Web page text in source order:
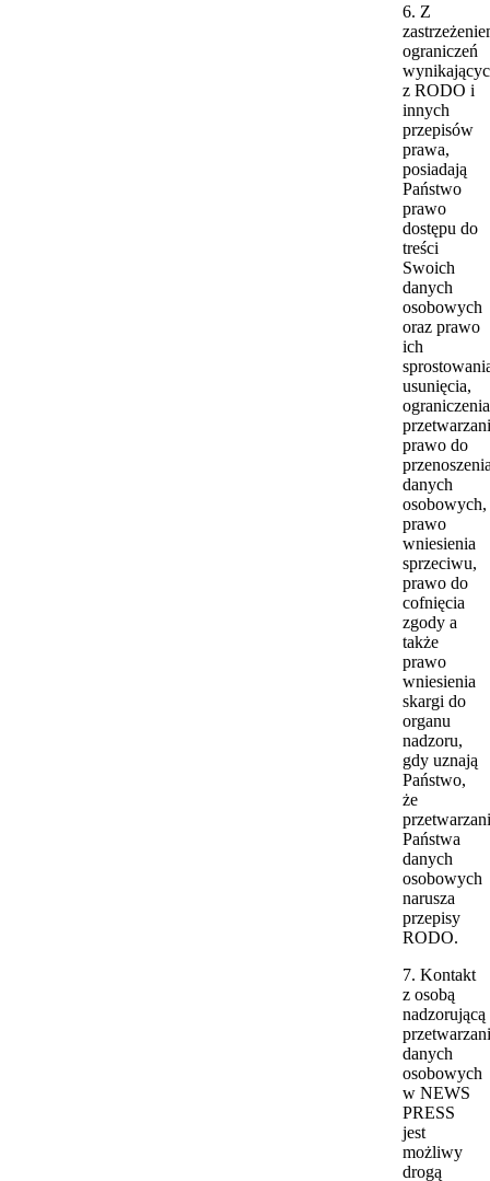
6. Z
ograniczeń
z RODO i
innych
przepisów
prawa,
posiadają
Państwo
prawo
dostępu do
treści
Swoich
danych
osobowych
oraz prawo
ich
usunięcia,
ograniczenia
prawo do
danych
osobowych,
prawo
wniesienia
sprzeciwu,
prawo do
cofnięcia
zgody a
także
prawo
wniesienia
skargi do
organu
nadzoru,
gdy uznają
Państwo,
że
Państwa
danych
osobowych
narusza
przepisy
RODO.
7. Kontakt
z osobą
nadzorującą
danych
osobowych
w NEWS
PRESS
jest
możliwy
drogą